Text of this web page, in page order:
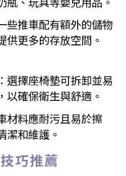
些推車配有額外的儲物
供更多的存放空間。
選擇座椅墊可拆卸並易
以確保衛生與舒適。
材料應耐污且易於擦
潔和維護。
巧推薦